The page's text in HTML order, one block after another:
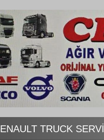
TRUCK